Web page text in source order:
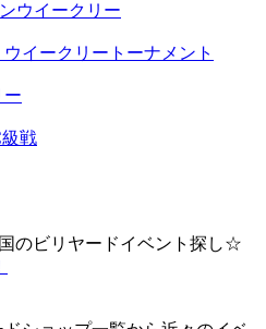
ウイークリー
イークリートーナメント
戦
国のビリヤードイベント探し☆